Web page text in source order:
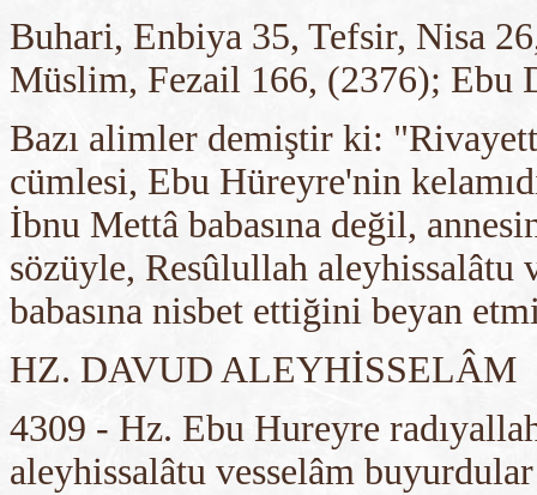
Buhari, Enbiya 35, Tefsir, Nisa
Müslim, Fezail 166, (2376); Ebu
Bazı alimler demiştir ki:
cümlesi, Ebu Hüreyre'nin
İbnu Mettâ babasına değil,
sözüyle, Resûlullah aleyhissalâtu
babasına nisbet ettiğini beyan
HZ. DAVUD ALEYHİSSELÂM
4309 - Hz. Ebu Hureyre
aleyhissalâtu vesselâm